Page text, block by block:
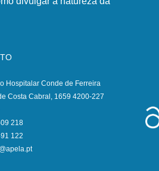
Hospitalar Conde de Ferreira
Costa Cabral, 1659 4200-227
218
122